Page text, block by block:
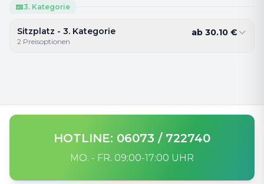
3. Kategorie
Sitzplatz - 3. Kategorie
2 Preisoptionen
ab 30.10 €
HOTLINE: 06073 / 722740
MO. - FR. 09:00-17:00 UHR